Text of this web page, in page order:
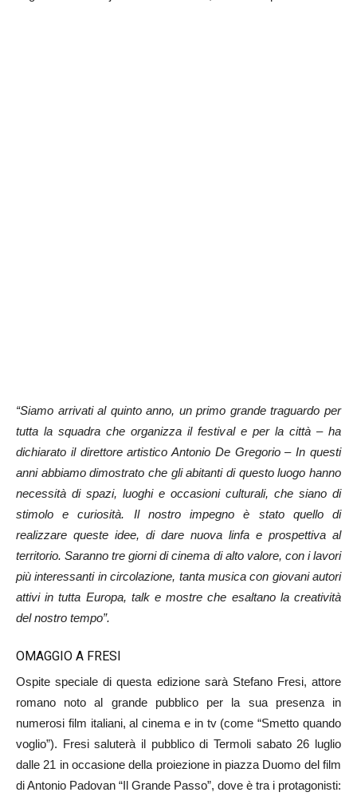
“Siamo arrivati al quinto anno, un primo grande traguardo per
tutta la squadra che organizza il festival e per la città – ha
dichiarato il direttore artistico Antonio De Gregorio – In questi
anni abbiamo dimostrato che gli abitanti di questo luogo hanno
necessità di spazi, luoghi e occasioni culturali, che siano di
stimolo e curiosità. Il nostro impegno è stato quello di
realizzare queste idee, di dare nuova linfa e prospettiva al
territorio. Saranno tre giorni di cinema di alto valore, con i lavori
più interessanti in circolazione, tanta musica con giovani autori
attivi in tutta Europa, talk e mostre che esaltano la creatività
del nostro tempo”.
OMAGGIO A FRESI
Ospite speciale di questa edizione sarà Stefano Fresi, attore
romano noto al grande pubblico per la sua presenza in
numerosi film italiani, al cinema e in tv (come “Smetto quando
voglio”). Fresi saluterà il pubblico di Termoli sabato 26 luglio
dalle 21 in occasione della proiezione in piazza Duomo del film
di Antonio Padovan “Il Grande Passo”, dove è tra i protagonisti: